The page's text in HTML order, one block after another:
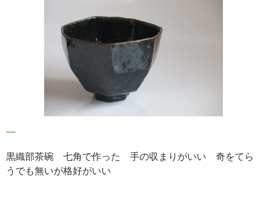
黒織部茶碗 七角で作った 手の収まりがいい 奇をてら
うでも無いが格好がいい